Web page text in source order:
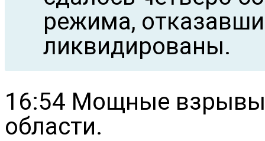
режима,
ликвидированы.
16:54 Мощные взрывы
области.